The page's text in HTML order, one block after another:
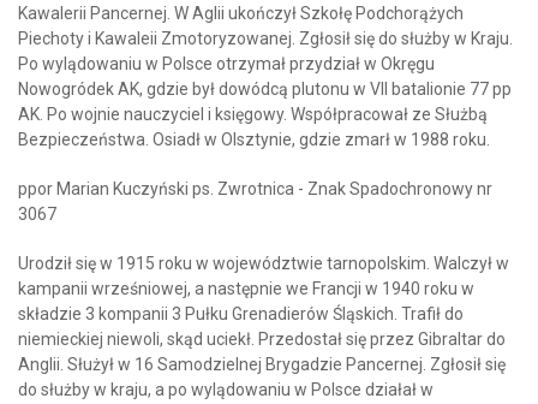
Kawalerii Pancernej. W Aglii ukończył Szkołę Podchorążych
Piechoty i Kawaleii Zmotoryzowanej. Zgłosił się do służby w Kraju.
Po wylądowaniu w Polsce otrzymał przydział w Okręgu
Nowogródek AK, gdzie był dowódcą plutonu w VII batalionie 77 pp
AK. Po wojnie nauczyciel i księgowy. Współpracował ze Służbą
Bezpieczeństwa. Osiadł w Olsztynie, gdzie zmarł w 1988 roku.
ppor Marian Kuczyński ps. Zwrotnica - Znak Spadochronowy nr
3067
Urodził się w 1915 roku w województwie tarnopolskim. Walczył w
kampanii wrześniowej, a następnie we Francji w 1940 roku w
składzie 3 kompanii 3 Pułku Grenadierów Śląskich. Trafił do
niemieckiej niewoli, skąd uciekł. Przedostał się przez Gibraltar do
Anglii. Służył w 16 Samodzielnej Brygadzie Pancernej. Zgłosił się
do służby w kraju, a po wylądowaniu w Polsce działał w